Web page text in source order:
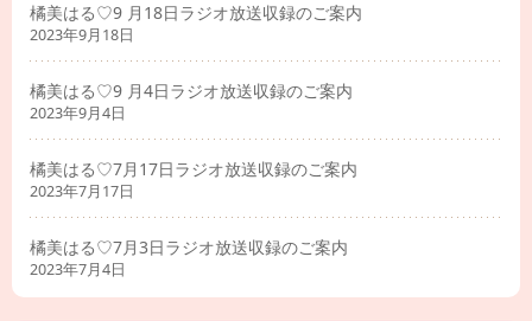
橘美はる♡9 月18日ラジオ放送収録のご案内
2023年9月18日
橘美はる♡9 月4日ラジオ放送収録のご案内
2023年9月4日
橘美はる♡7月17日ラジオ放送収録のご案内
2023年7月17日
橘美はる♡7月3日ラジオ放送収録のご案内
2023年7月4日